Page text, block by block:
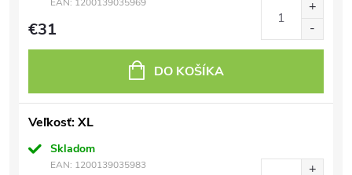
EAN: 1200139035969
€31
DO KOŠÍKA
Veľkosť: XL
Skladom
EAN: 1200139035983